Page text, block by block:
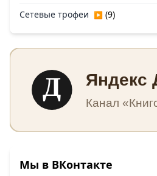
Сетевые трофеи ▶ (9)
Д Яндекс
Канал
Мы в ВКонтакте